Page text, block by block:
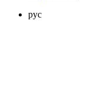
рус